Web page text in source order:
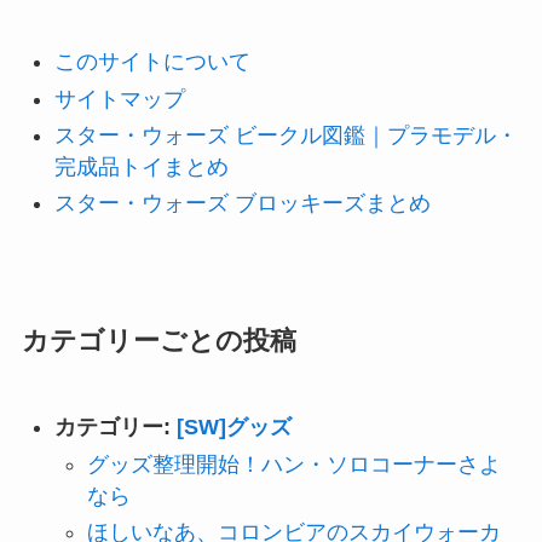
このサイトについて
サイトマップ
スター・ウォーズ ビークル図鑑｜プラモデル・
完成品トイまとめ
スター・ウォーズ ブロッキーズまとめ
カテゴリーごとの投稿
カテゴリー: [SW]グッズ
グッズ整理開始！ハン・ソロコーナーさよ
なら
ほしいなあ、コロンビアのスカイウォーカ